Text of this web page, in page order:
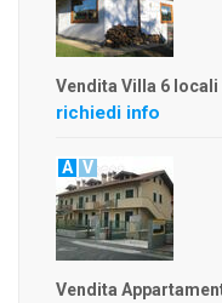
Vendita Villa 6 locali
richiedi info
A V
Vendita